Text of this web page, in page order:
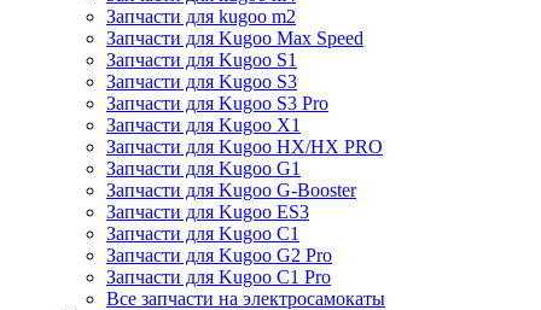
Запчасти для kugoo m2
Запчасти для Kugoo Max Speed
Запчасти для Kugoo S1
Запчасти для Kugoo S3
Запчасти для Kugoo S3 Pro
Запчасти для Kugoo X1
Запчасти для Kugoo HX/HX PRO
Запчасти для Kugoo G1
Запчасти для Kugoo G-Booster
Запчасти для Kugoo ES3
Запчасти для Kugoo C1
Запчасти для Kugoo G2 Pro
Запчасти для Kugoo C1 Pro
Все запчасти на электросамокаты